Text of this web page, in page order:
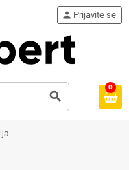
search
0
person Prijavite se